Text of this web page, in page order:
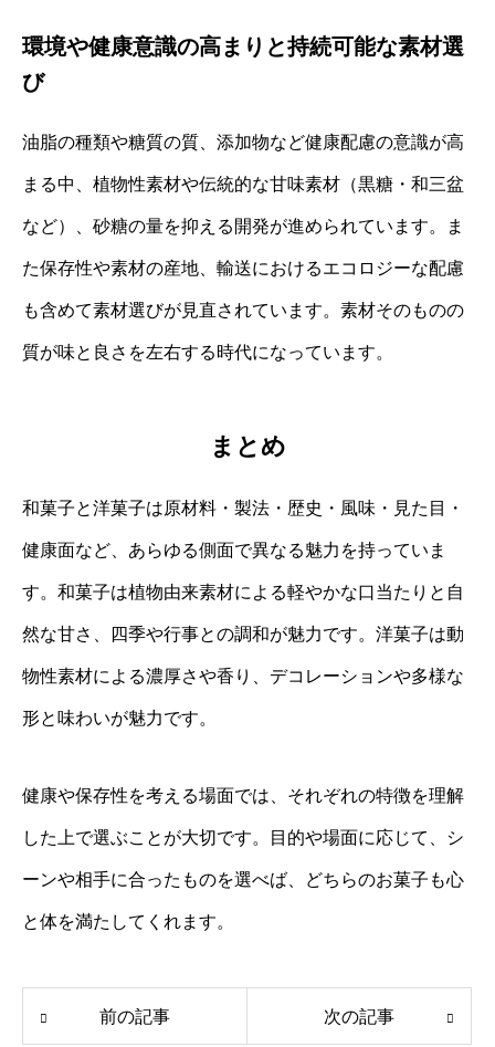
環境や健康意識の高まりと持続可能な素材選
び
油脂の種類や糖質の質、添加物など健康配慮の意識が高
まる中、植物性素材や伝統的な甘味素材（黒糖・和三盆
など）、砂糖の量を抑える開発が進められています。ま
た保存性や素材の産地、輸送におけるエコロジーな配慮
も含めて素材選びが見直されています。素材そのものの
質が味と良さを左右する時代になっています。
まとめ
和菓子と洋菓子は原材料・製法・歴史・風味・見た目・
健康面など、あらゆる側面で異なる魅力を持っていま
す。和菓子は植物由来素材による軽やかな口当たりと自
然な甘さ、四季や行事との調和が魅力です。洋菓子は動
物性素材による濃厚さや香り、デコレーションや多様な
形と味わいが魅力です。
健康や保存性を考える場面では、それぞれの特徴を理解
した上で選ぶことが大切です。目的や場面に応じて、シ
ーンや相手に合ったものを選べば、どちらのお菓子も心
と体を満たしてくれます。
前の記事 次の記事